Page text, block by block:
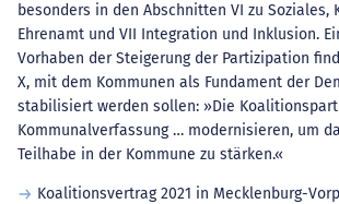
besonders in den Abschnitten VI zu Soziales,
Ehrenamt und VII Integration und Inklusion.
Vorhaben der Steigerung der Partizipation
X, mit dem Kommunen als Fundament der
stabilisiert werden sollen: »Die
Kommunalverfassung … modernisieren, um
Teilhabe in der Kommune zu stärken.«
Koalitionsvertrag 2021 in Mecklenburg-